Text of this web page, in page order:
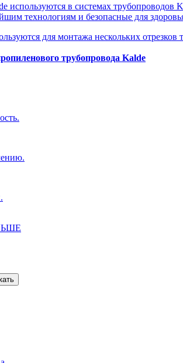
в системах трубопроводов
технологиям и безопасные для
для монтажа нескольких
трубопровода Kalde